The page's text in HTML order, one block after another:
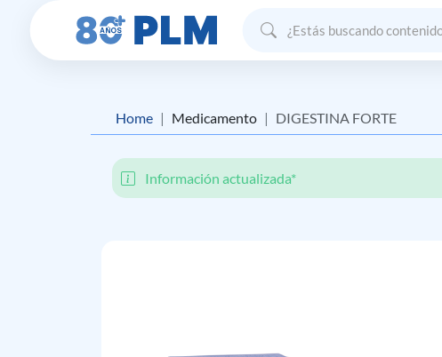
Home Medicamento DIGESTINA FORTE
Información actualizada*